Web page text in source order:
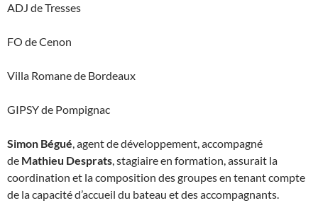
ADJ de Tresses
FO de Cenon
Villa Romane de Bordeaux
GIPSY de Pompignac
Simon Bégué, agent de développement, accompagné
de Mathieu Desprats, stagiaire en formation, assurait la
coordination et la composition des groupes en tenant compte
de la capacité d’accueil du bateau et des accompagnants.